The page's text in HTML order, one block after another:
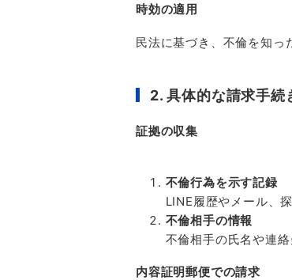
時効の適用
民法に基づき、不倫を知っ
2.具体的な請求手続
証拠の収集
不倫行為を示す記録
LINE履歴やメール、
不倫相手の情報
不倫相手の氏名や連絡
内容証明郵便での請求